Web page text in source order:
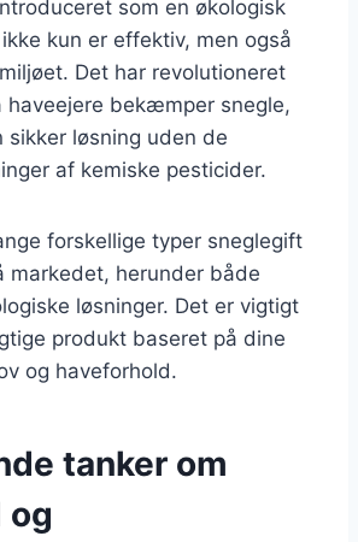
som en økologisk
kun er effektiv, men også
Det har revolutioneret
haveejere bekæmper snegle,
sikker løsning uden de
af kemiske pesticider.
forskellige typer sneglegift
herunder både
løsninger. Det er vigtigt
produkt baseret på dine
og haveforhold.
tanker om
og